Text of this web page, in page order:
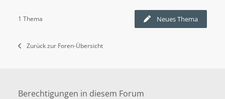
Neues Thema
1 Thema
Zurück zur Foren-Übersicht
Berechtigungen in diesem Forum